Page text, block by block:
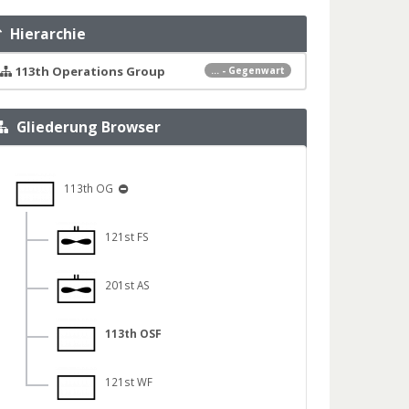
Hierarchie
... - Gegenwart
113th Operations Group
Gliederung Browser
113th OG
121st FS
201st AS
113th OSF
121st WF